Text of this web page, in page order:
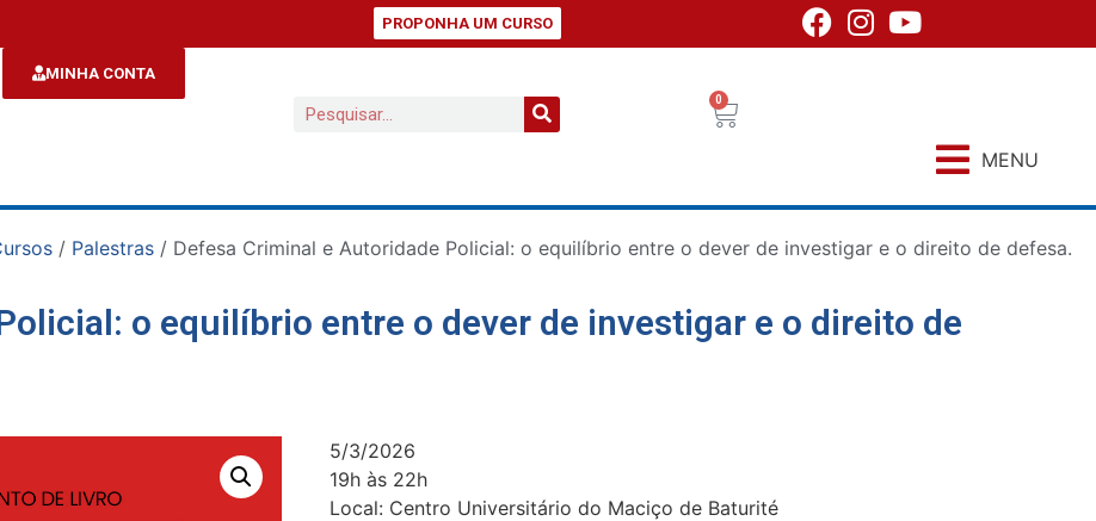
PROPONHA UM CURSO
MINHA CONTA
0
MENU
/ Palestras / Defesa Criminal e Autoridade Policial: o equilíbrio entre o dever de investigar e o direito de defesa.
o equilíbrio entre o dever de investigar e o direito de
5/3/2026
19h às 22h
Local: Centro Universitário do Maciço de Baturité